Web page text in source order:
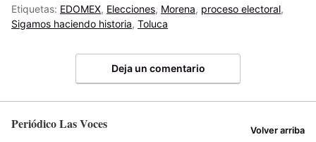
Etiquetas: EDOMEX, Elecciones, Morena, proceso electoral,
Sigamos haciendo historia, Toluca
Deja un comentario
Periódico Las Voces Volver arriba